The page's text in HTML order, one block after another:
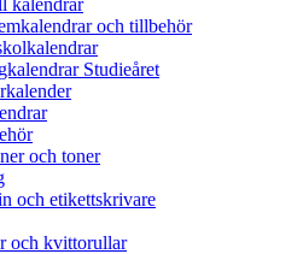
kalendrar
och tillbehör
Studieåret
och toner
och etikettskrivare
och kvittorullar